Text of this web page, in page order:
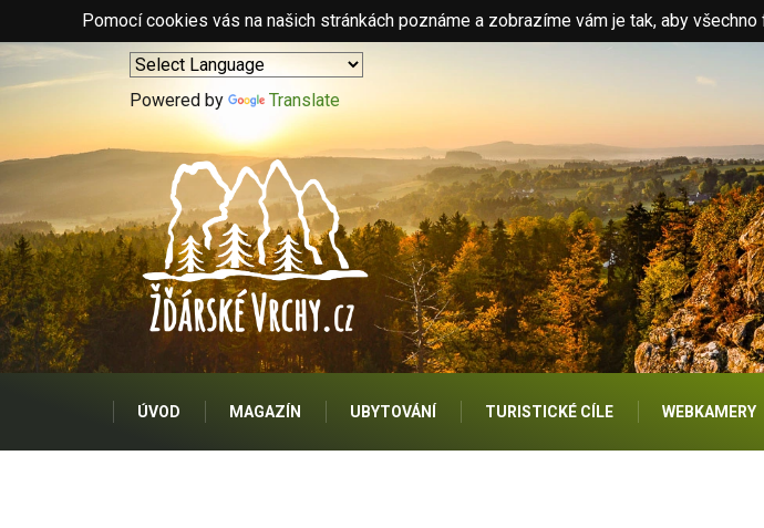
Pomocí cookies vás na našich stránkách poznáme a zobrazíme vám je tak, aby
Powered by Translate
ÚVOD MAGAZÍN UBYTOVÁNÍ TURISTICKÉ CÍLE WEBKAMERY